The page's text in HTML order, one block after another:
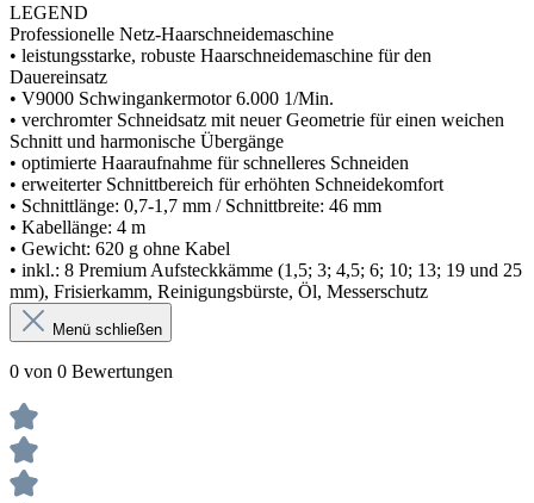
LEGEND
Professionelle Netz-Haarschneidemaschine
• leistungsstarke, robuste Haarschneidemaschine für den
Dauereinsatz
• V9000 Schwingankermotor 6.000 1/Min.
• verchromter Schneidsatz mit neuer Geometrie für einen weichen
Schnitt und harmonische Übergänge
• optimierte Haaraufnahme für schnelleres Schneiden
• erweiterter Schnittbereich für erhöhten Schneidekomfort
• Schnittlänge: 0,7-1,7 mm / Schnittbreite: 46 mm
• Kabellänge: 4 m
• Gewicht: 620 g ohne Kabel
• inkl.: 8 Premium Aufsteckkämme (1,5; 3; 4,5; 6; 10; 13; 19 und 25
mm), Frisierkamm, Reinigungsbürste, Öl, Messerschutz
Menü schließen
0 von 0 Bewertungen